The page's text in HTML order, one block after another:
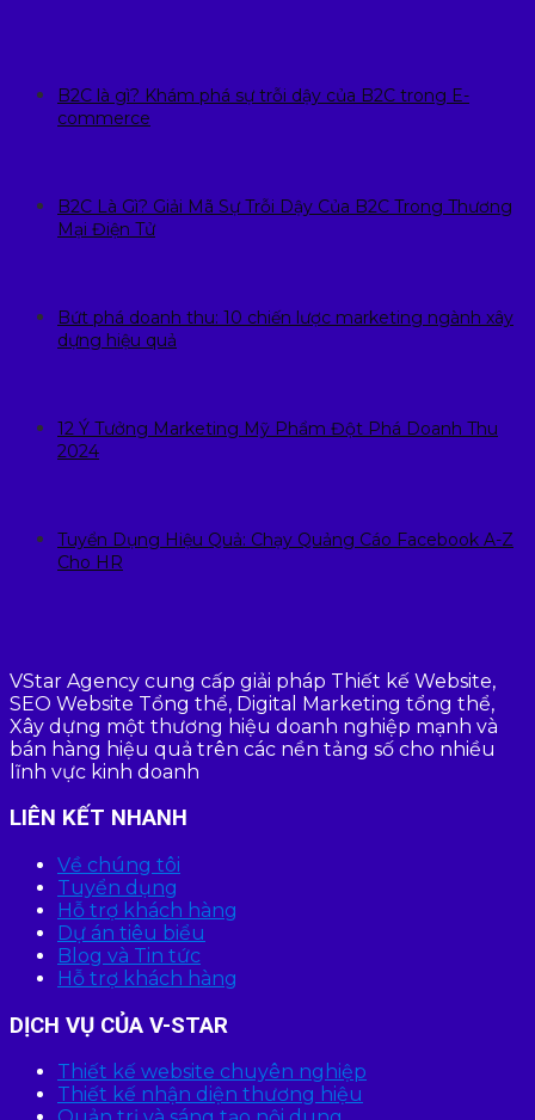
B2C là gì? Khám phá sự trỗi dậy của B2C trong E-
commerce
B2C Là Gì? Giải Mã Sự Trỗi Dậy Của B2C Trong Thương
Mại Điện Tử
Bứt phá doanh thu: 10 chiến lược marketing ngành xây
dựng hiệu quả
12 Ý Tưởng Marketing Mỹ Phẩm Đột Phá Doanh Thu
2024
Tuyển Dụng Hiệu Quả: Chạy Quảng Cáo Facebook A-Z
Cho HR
VStar Agency cung cấp giải pháp Thiết kế Website,
SEO Website Tổng thể, Digital Marketing tổng thể,
Xây dựng một thương hiệu doanh nghiệp mạnh và
bán hàng hiệu quả trên các nền tảng số cho nhiều
lĩnh vực kinh doanh
LIÊN KẾT NHANH
Về chúng tôi
Tuyển dụng
Hỗ trợ khách hàng
Dự án tiêu biểu
Blog và Tin tức
Hỗ trợ khách hàng
DỊCH VỤ CỦA V-STAR
Thiết kế website chuyên nghiệp
Thiết kế nhận diện thương hiệu